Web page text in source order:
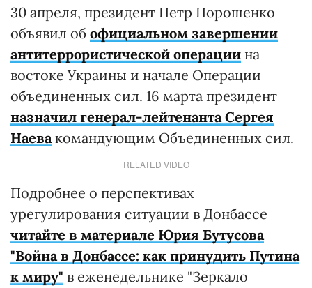
30 апреля, президент Петр Порошенко
объявил об официальном завершении
антитеррористической операции на
востоке Украины и начале Операции
объединенных сил. 16 марта президент
назначил генерал-лейтенанта Сергея
Наева командующим Объединенных сил.
RELATED VIDEO
Подробнее о перспективах
урегулирования ситуации в Донбассе
читайте в материале Юрия Бутусова
"Война в Донбассе: как принудить Путина
к миру" в еженедельнике "Зеркало